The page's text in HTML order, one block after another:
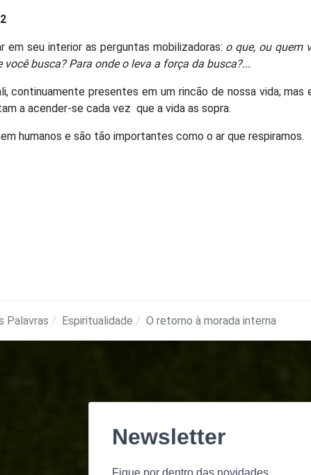
em seu interior as perguntas mobilizadoras: o que, ou quem
você busca? Para onde o leva a força da busca?...
continuamente presentes em um rincão de nossa vida; mas
a acender-se cada vez que a vida as sopra.
humanos e são tão importantes como o ar que respiramos.
Palavras Espiritualidade O retorno à morada interna